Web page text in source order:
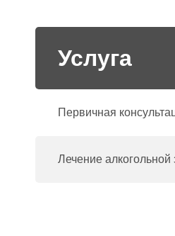
Услуга
Первичная
Лечение алкогольной